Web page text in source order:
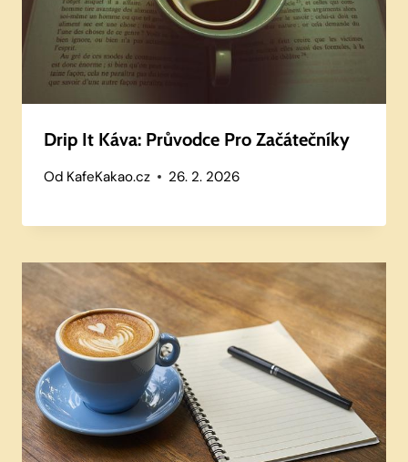
Drip It Káva: Průvodce Pro Začátečníky
Od KafeKakao.cz 26. 2. 2026